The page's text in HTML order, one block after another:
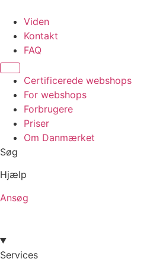
indhold
Viden
Kontakt
FAQ
Certificerede webshops
For webshops
Forbrugere
Priser
Om Danmærket
Søg
Hjælp
Ansøg
Services